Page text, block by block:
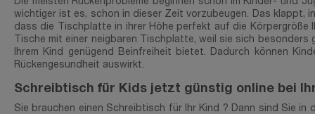
wichtiger ist es, schon in dieser Zeit vorzubeugen. Das klappt,
dass die Tischplatte in ihrer Höhe perfekt auf die
Tische mit einer neigbaren Tischplatte, weil sie sich
Ihrem Kind genügend Beinfreiheit bietet. Dadurch können
Rückengesundheit auswirkt.
Schreibtisch für Kids jetzt günstig online bei
Sie brauchen einen Schreibtisch für Ihr Kind ? Dann sind Sie